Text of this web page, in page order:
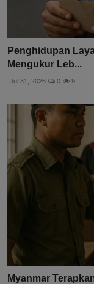
Penghidupan
Mengukur Leb...
Jul 31, 2026 0 9
Myanmar